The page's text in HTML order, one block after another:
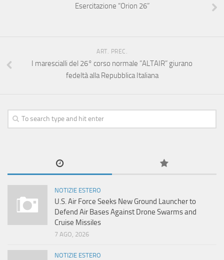
Esercitazione “Orion 26”
ART. PREC.
I marescialli del 26° corso normale ”ALTAIR” giurano
fedeltà alla Repubblica Italiana
NOTIZIE ESTERO
U.S. Air Force Seeks New Ground Launcher to
Defend Air Bases Against Drone Swarms and
Cruise Missiles
7 AGO, 2026
NOTIZIE ESTERO